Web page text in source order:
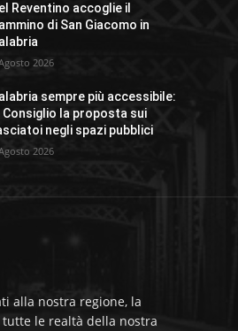
Reventino accoglie il
di San Giacomo in
2026
sempre più accessibile:
Consiglio la proposta sui
negli spazi pubblici
2026
alla nostra regione, la
le realtà della nostra